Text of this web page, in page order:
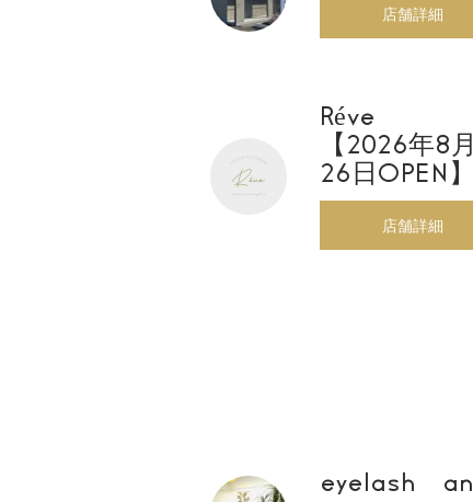
店舗詳細
Réve
【2026年8月
26日OPEN】
店舗詳細
eyelash an